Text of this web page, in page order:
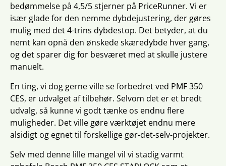
bedømmelse på 4,5/5 stjerner på PriceRunner. Vi er
især glade for den nemme dybdejustering, der gøres
mulig med det 4-trins dybdestop. Det betyder, at du
nemt kan opnå den ønskede skæredybde hver gang,
og det sparer dig for besværet med at skulle justere
manuelt.
En ting, vi dog gerne ville se forbedret ved PMF 350
CES, er udvalget af tilbehør. Selvom det er et bredt
udvalg, så kunne vi godt tænke os endnu flere
muligheder. Det ville gøre værktøjet endnu mere
alsidigt og egnet til forskellige gør-det-selv-projekter.
Selv med denne lille mangel vil vi stadig varmt